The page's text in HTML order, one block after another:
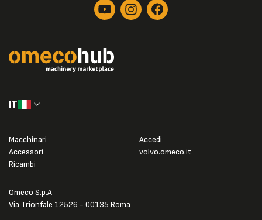
IT
Omeco S.p.A
Via Trionfale 12526 - 00135 Roma
Macchinari
Accessori
Ricambi
Accedi
volvo.omeco.it